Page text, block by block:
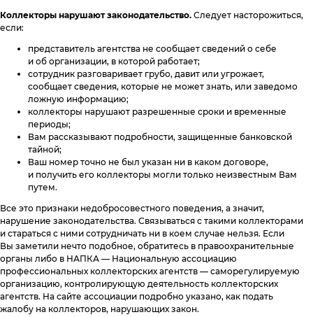
Коллекторы нарушают законодательство. Следует насторожиться,
если:
представитель агентства не сообщает сведений о себе
и об организации, в которой работает;
сотрудник разговаривает грубо, давит или угрожает,
сообщает сведения, которые не может знать, или заведомо
ложную информацию;
коллекторы нарушают разрешенные сроки и временные
периоды;
Вам рассказывают подробности, защищенные банковской
тайной;
Ваш номер точно не был указан ни в каком договоре,
и получить его коллекторы могли только неизвестным Вам
путем.
Все это признаки недобросовестного поведения, а значит,
нарушение законодательства. Связываться с такими коллекторами
и стараться с ними сотрудничать ни в коем случае нельзя. Если
Вы заметили нечто подобное, обратитесь в правоохранительные
органы либо в НАПКА — Национальную ассоциацию
профессиональных коллекторских агентств — саморегулируемую
организацию, контролирующую деятельность коллекторских
агентств. На сайте ассоциации подробно указано, как подать
жалобу на коллекторов, нарушающих закон.